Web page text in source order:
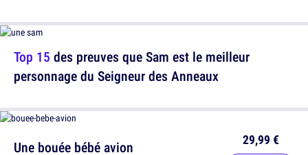
Une bouée bébé avion 29,99 €
Top 15 des preuves que Sam est le meilleur
personnage du Seigneur des Anneaux